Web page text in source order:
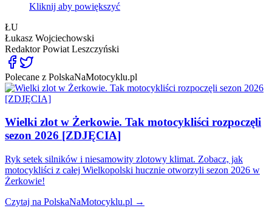
Kliknij aby powiększyć
ŁU
Łukasz Wojciechowski
RedaktorPowiat Leszczyński
Polecane z PolskaNaMotocyklu.pl
Wielki zlot w Żerkowie. Tak motocykliści rozpoczęli
sezon 2026 [ZDJĘCIA]
Ryk setek silników i niesamowity zlotowy klimat. Zobacz, jak
motocykliści z całej Wielkopolski hucznie otworzyli sezon 2026 w
Żerkowie!
Czytaj na PolskaNaMotocyklu.pl →